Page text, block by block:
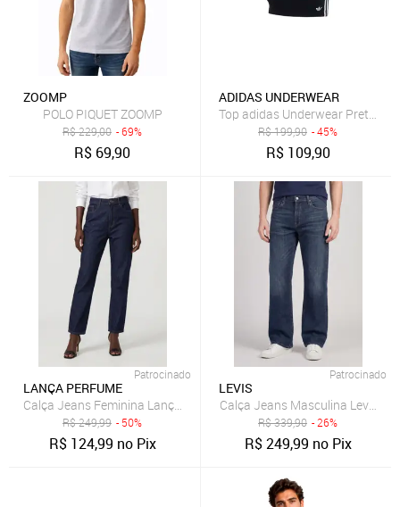
ZOOMP
POLO PIQUET ZOOMP
R$229,00 - 69%
R$ 69,90
ADIDAS UNDERWEAR
Top adidas Underwear Preto
R$199,90 - 45%
R$ 109,90
Patrocinado
LANÇA PERFUME
Calça Jeans Feminina Lança Perfume Mom Luna Azul
R$249,99 - 50%
R$ 124,99 no Pix
Patrocinado
LEVIS
Calça Jeans Masculina Levis
R$339,90 - 26%
R$249,99 no Pix